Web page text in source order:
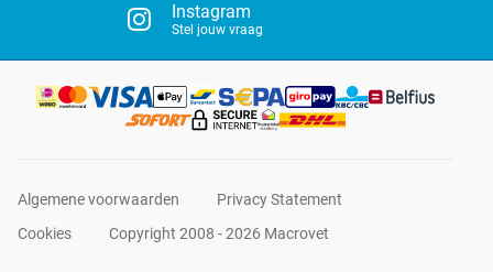
Instagram
Stel jouw vraag
Algemene voorwaarden
Privacy Statement
Cookies
Copyright 2008 - 2026 Macrovet